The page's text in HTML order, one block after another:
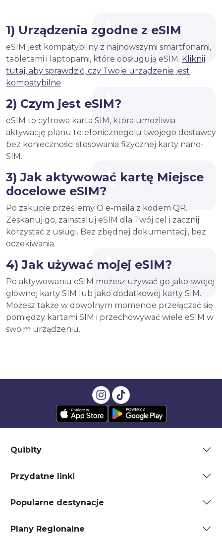
1) Urządzenia zgodne z eSIM
eSIM jest kompatybilny z najnowszymi smartfonami,
tabletami i laptopami, które obsługują eSIM. Kliknij
tutaj, aby sprawdzić, czy Twoje urządzenie jest
kompatybilne
2) Czym jest eSIM?
eSIM to cyfrowa karta SIM, która umożliwia
aktywację planu telefonicznego u twojego dostawcy
bez konieczności stosowania fizycznej karty nano-
SIM.
3) Jak aktywować kartę Miejsce
docelowe eSIM?
Po zakupie prześlemy Ci e-maila z kodem QR.
Zeskanuj go, zainstaluj eSIM dla Twój cel i zacznij
korzystać z usługi. Bez zbędnej dokumentacji, bez
oczekiwania.
4) Jak używać mojej eSIM?
Po aktywowaniu eSIM możesz używać go jako swojej
głównej karty SIM lub jako dodatkowej karty SIM.
Możesz także w dowolnym momencie przełączać się
pomiędzy kartami SIM i przechowywać wiele eSIM w
swoim urządzeniu.
Quibity
Przydatne linki
Popularne destynacje
Plany Regionalne